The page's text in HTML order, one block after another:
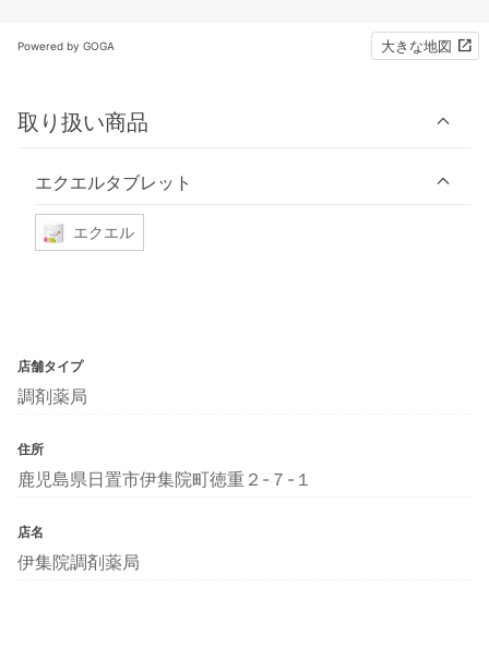
Powered by GOGA 大きな地図
取り扱い商品
エクエルタブレット
エクエル
店舗タイプ
調剤薬局
住所
鹿児島県日置市伊集院町徳重２-７-１
店名
伊集院調剤薬局